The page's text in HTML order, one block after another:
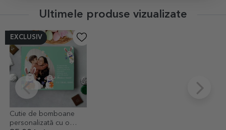
Ultimele produse vizualizate
EXCLUSIV
Cutie de bomboane
personalizată cu o